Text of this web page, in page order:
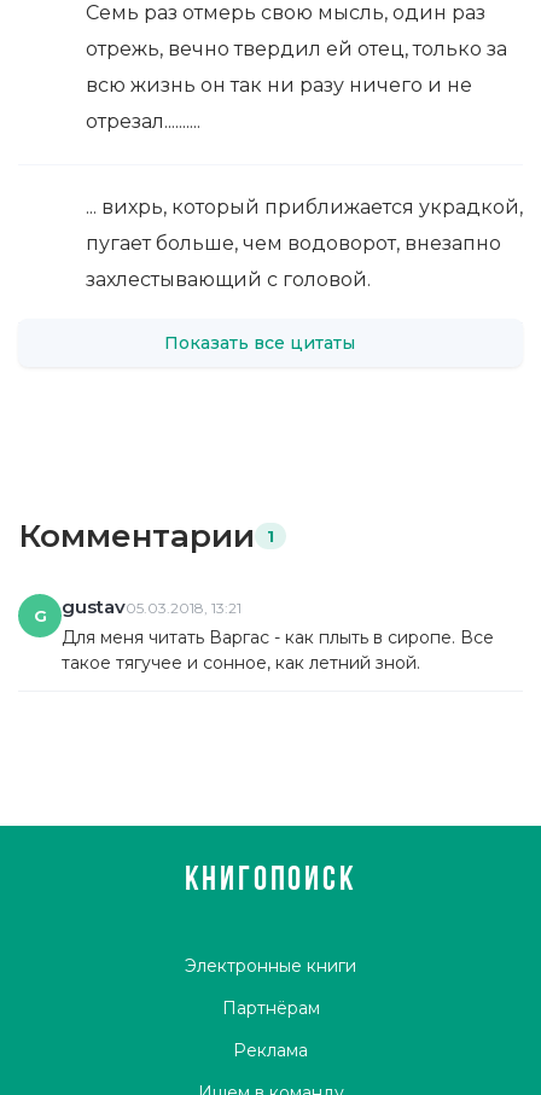
Семь раз отмерь свою мысль, один раз
отрежь, вечно твердил ей отец, только за
всю жизнь он так ни разу ничего и не
отрезал..........
... вихрь, который приближается украдкой,
пугает больше, чем водоворот, внезапно
захлестывающий с головой.
Показать все цитаты
Комментарии 1
G gustav05.03.2018, 13:21
Для меня читать Варгас - как плыть в сиропе. Все
такое тягучее и сонное, как летний зной.
КНИГОПОИСК
Электронные книги
Партнёрам
Реклама